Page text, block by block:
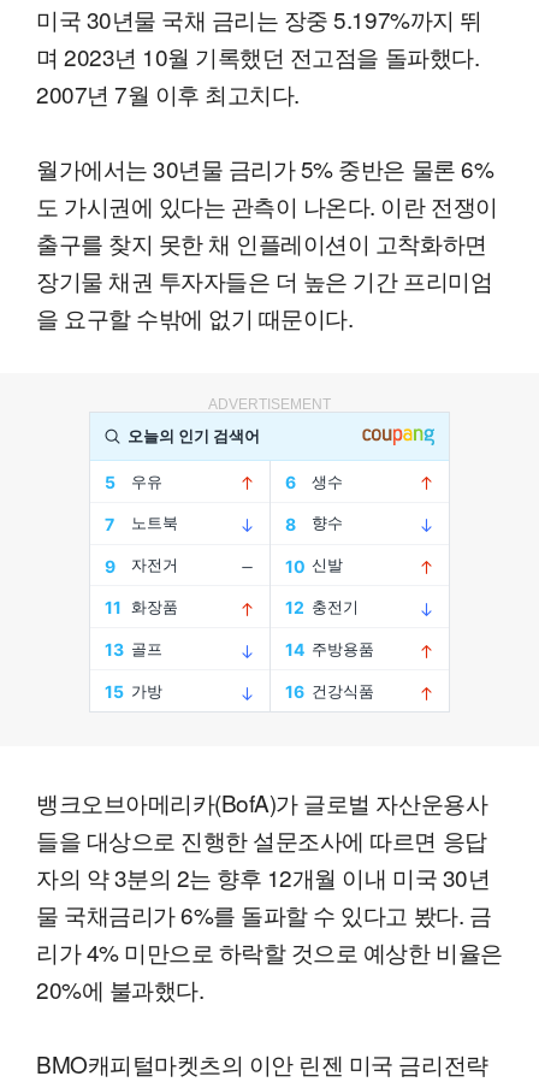
미국 30년물 국채 금리는 장중 5.197%까지 뛰
며 2023년 10월 기록했던 전고점을 돌파했다.
2007년 7월 이후 최고치다.
월가에서는 30년물 금리가 5% 중반은 물론 6%
도 가시권에 있다는 관측이 나온다. 이란 전쟁이
출구를 찾지 못한 채 인플레이션이 고착화하면
장기물 채권 투자자들은 더 높은 기간 프리미엄
을 요구할 수밖에 없기 때문이다.
ADVERTISEMENT
뱅크오브아메리카(BofA)가 글로벌 자산운용사
들을 대상으로 진행한 설문조사에 따르면 응답
자의 약 3분의 2는 향후 12개월 이내 미국 30년
물 국채금리가 6%를 돌파할 수 있다고 봤다. 금
리가 4% 미만으로 하락할 것으로 예상한 비율은
20%에 불과했다.
BMO캐피털마켓츠의 이안 린젠 미국 금리전략